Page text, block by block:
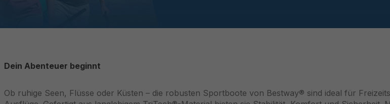
Dein Abenteuer beginnt
Ob ruhige Seen, Flüsse oder Küsten – die robusten Sportboote von Bestway® sind ideal für